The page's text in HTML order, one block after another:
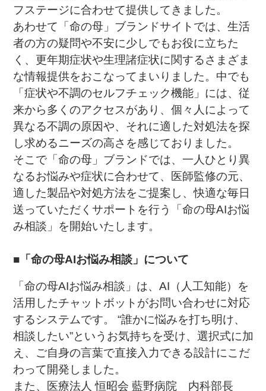
フステージに合わせて提供してきました。
あわせて「命の母」ブランドサイトでは、生活
者の方の疑問や不安に少しでもお役に立ちた
く、更年期症状や生理諸症状に関するさまざま
な情報提供をおこなってまいりました。中でも
「症状や不調のセルフチェック機能」には、従
来から多くのアクセスがあり、個々人によって
異なる不調の原因や、それに適した対処法を探
し求めるニーズの高さを感じておりました。
そこで「命の母」ブランドでは、一人ひとり異
なるお悩みや症状に合わせて、医師監修の元、
適した製品や対処方法をご提案し、快適な毎日
送っていただくサポートを行う「命の母AIお悩
み相談」を開始いたします。
■「命の母AIお悩み相談」について
「命の母AIお悩み相談」は、AI（人工知能）を
活用したチャットボットがお問い合わせに対応
するシステムです。 “誰かに悩みを打ち明け、
相談したい”というお気持ちを受け、選択式に加
え、ご自身の言葉で直接入力できる設計にこだ
わって開発しました。
また、医療法人 恒昭会 藍野病院 内科部長